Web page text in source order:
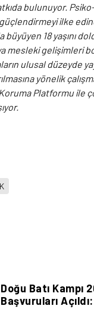
bulunuyor.
ilke
büyüyen 18 yaşını
gelişimleri
ulusal düzeyde
yönelik
Platformu ile
Doğu Batı Kampı
Başvuruları Açıldı: